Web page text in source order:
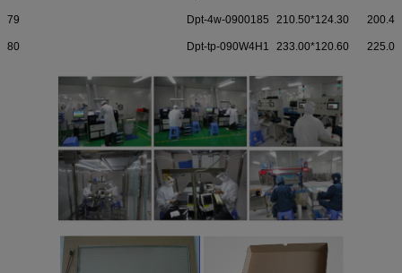
79 Dpt-4w-0900185 210.50*124.30
80 Dpt-tp-090W4H1 233.00*120.60